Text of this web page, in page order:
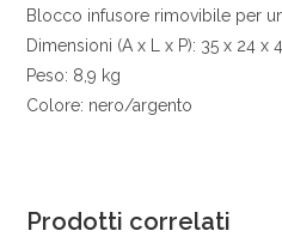
Blocco infusore rimovibile per
Dimensioni (A x L x P): 35 x 24 x
Peso: 8,9 kg
Colore: nero/argento
Prodotti correlati